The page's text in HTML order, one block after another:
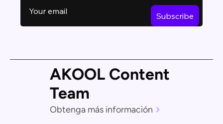
AKOOL Content
Team
Obtenga más información